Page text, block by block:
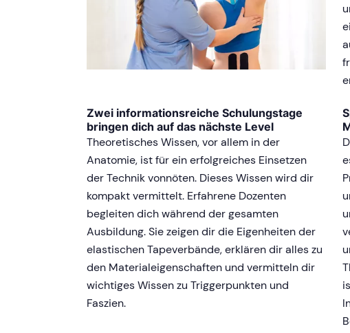
Zwei informationsreiche Schulungstage
bringen dich auf das nächste Level
Theoretisches Wissen, vor allem in der
Anatomie, ist für ein erfolgreiches Einsetzen
der Technik vonnöten. Dieses Wissen wird dir
kompakt vermittelt. Erfahrene Dozenten
begleiten dich während der gesamten
Ausbildung. Sie zeigen dir die Eigenheiten der
elastischen Tapeverbände, erklären dir alles zu
den Materialeigenschaften und vermitteln dir
wichtiges Wissen zu Triggerpunkten und
Faszien.